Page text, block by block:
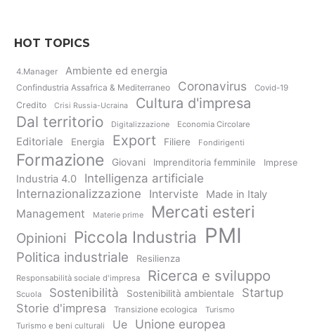
HOT TOPICS
4.Manager Ambiente ed energia
Confindustria Assafrica & Mediterraneo Coronavirus Covid-19
Credito Crisi Russia-Ucraina Cultura d'impresa
Dal territorio Digitalizzazione Economia Circolare
Editoriale Energia Export Filiere Fondirigenti
Formazione Giovani Imprenditoria femminile Imprese
Industria 4.0
Intelligenza artificiale
Internazionalizzazione
Interviste Made in Italy
Management Materie prime Mercati esteri
Opinioni Piccola Industria PMI
Politica industriale Resilienza
Responsabilità sociale d'impresa Ricerca e sviluppo
Scuola Sostenibilità Sostenibilità ambientale
Startup
Storie d'impresa
Transizione ecologica
Turismo
Turismo e beni culturali
Ue Unione europea